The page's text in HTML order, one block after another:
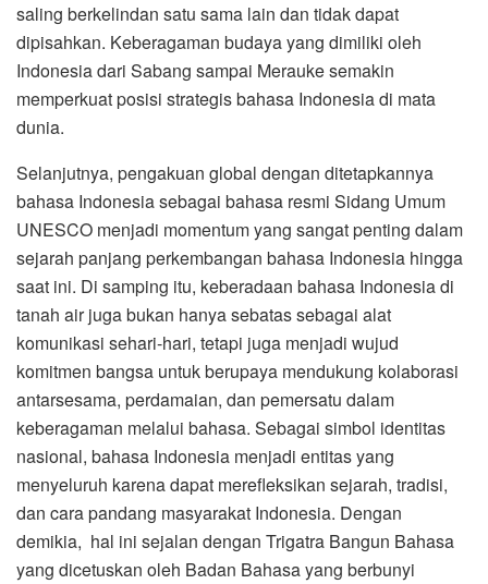
saling berkelindan satu sama lain dan tidak dapat
dipisahkan. Keberagaman budaya yang dimiliki oleh
Indonesia dari Sabang sampai Merauke semakin
memperkuat posisi strategis bahasa Indonesia di mata
dunia.
Selanjutnya, pengakuan global dengan ditetapkannya
bahasa Indonesia sebagai bahasa resmi Sidang Umum
UNESCO menjadi momentum yang sangat penting dalam
sejarah panjang perkembangan bahasa Indonesia hingga
saat ini. Di samping itu, keberadaan bahasa Indonesia di
tanah air juga bukan hanya sebatas sebagai alat
komunikasi sehari-hari, tetapi juga menjadi wujud
komitmen bangsa untuk berupaya mendukung kolaborasi
antarsesama, perdamaian, dan pemersatu dalam
keberagaman melalui bahasa. Sebagai simbol identitas
nasional, bahasa Indonesia menjadi entitas yang
menyeluruh karena dapat merefleksikan sejarah, tradisi,
dan cara pandang masyarakat Indonesia. Dengan
demikia, hal ini sejalan dengan Trigatra Bangun Bahasa
yang dicetuskan oleh Badan Bahasa yang berbunyi